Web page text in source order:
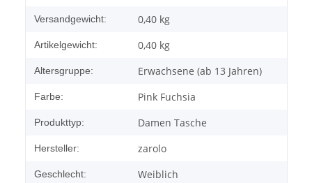
Versandgewicht: 0,40 kg
Artikelgewicht: 0,40 kg
Altersgruppe: Erwachsene (ab 13 Jahren)
Farbe: Pink Fuchsia
Produkttyp: Damen Tasche
Hersteller: zarolo
Geschlecht: Weiblich